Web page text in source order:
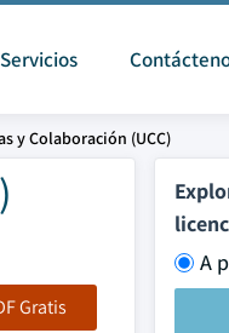
y Colaboración (UCC)
Gratis
A